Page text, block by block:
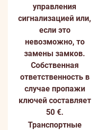
управления
сигнализацией или,
если это
невозможно, то
замены замков.
Собственная
ответственность в
случае пропажи
ключей составляет
50 €.
Транспортные